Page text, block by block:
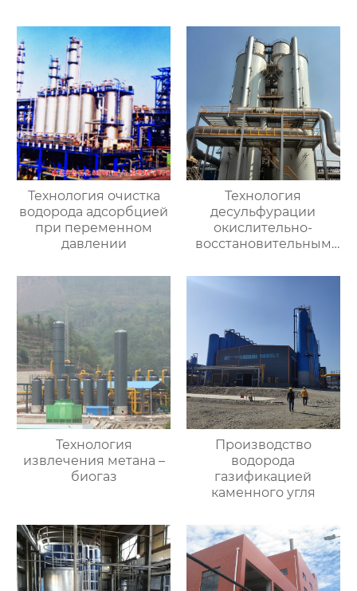
Технология очистка
водорода адсорбцией
при переменном
давлении
Технология
десульфурации
окислительно-
восстановительным
Технология
извлечения метана –
биогаз
Производство
водорода
газификацией
каменного угля